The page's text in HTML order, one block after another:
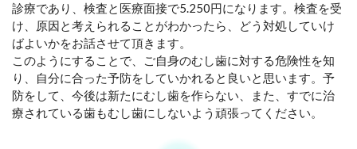
診療であり、検査と医療面接で5.250円になります。検査を受
け、原因と考えられることがわかったら、どう対処していけ
ばよいかをお話させて頂きます。
このようにすることで、ご自身のむし歯に対する危険性を知
り、自分に合った予防をしていかれると良いと思います。予
防をして、今後は新たにむし歯を作らない、また、すでに治
療されている歯もむし歯にしないよう頑張ってください。